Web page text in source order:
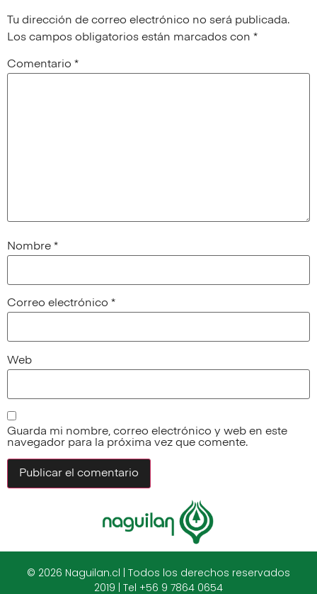
Tu dirección de correo electrónico no será publicada.
Los campos obligatorios están marcados con *
Comentario *
Nombre *
Correo electrónico *
Web
Guarda mi nombre, correo electrónico y web en este
navegador para la próxima vez que comente.
© 2026 Naguilan.cl | Todos los derechos reservados
2019 | Tel +56 9 7864 0654